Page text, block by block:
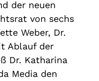
der neuen
von sechs
Weber, Dr.
Ablauf der
Dr. Katharina
Media den